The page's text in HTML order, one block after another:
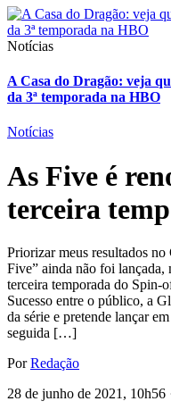
Notícias
A Casa do Dragão: veja
da 3ª temporada na HBO
Notícias
As Five é
terceira
Priorizar meus resultados
Five” ainda não foi
terceira temporada do Spin-
Sucesso entre o público, a
da série e pretende lançar
seguida […]
PorRedação
28 de junho de 2021, 10h56